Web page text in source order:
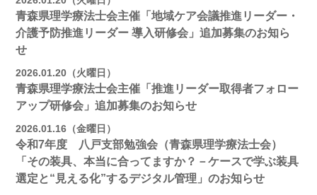
青森県理学療法士会主催「地域ケア会議推進リーダー・
介護予防推進リーダー 導入研修会」追加募集のお知ら
せ
2026.01.20（火曜日）
青森県理学療法士会主催「推進リーダー取得者フォロー
アップ研修会」追加募集のお知らせ
2026.01.16（金曜日）
令和7年度 八戸支部勉強会（青森県理学療法士会）
「その装具、本当に合ってますか？－ケースで学ぶ装具
選定と“見える化”するデジタル管理」のお知らせ